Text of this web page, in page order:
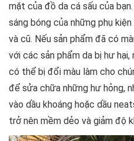
mặt của đồ da cá sấu của
sáng bóng của những phụ
và cũ. Nếu sản phẩm đã có
với các sản phẩm da bị hư
có thể bị đổi màu làm cho
để sửa chữa những hư hỏng,
vào dầu khoáng hoặc dầu
trở nên mềm dẻo và giảm độ